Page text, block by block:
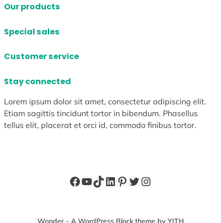
Our products
Special sales
Customer service
Stay connected
Lorem ipsum dolor sit amet, consectetur adipiscing elit.
Etiam sagittis tincidunt tortor in bibendum. Phasellus
tellus elit, placerat et orci id, commodo finibus tortor.
Facebook
YouTube
TikTok
LinkedIn
Pinterest
X Instagram
Wonder – A WordPress Block theme by YITH